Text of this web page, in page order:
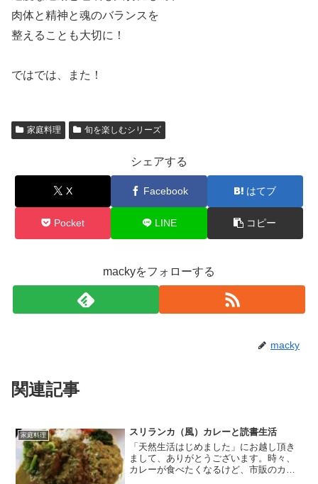
肉体と精神と魂のバランスを
整えることも大切に！
ではでは、また！
家庭料理 旬を楽しむシリーズ
シェアする
X Facebook はてブ
Pocket LINE コピー
mackyをフォローする
macky
関連記事
家庭料理
スリランカ（風）カレーと読書生活
「天然生活はじめました」にお越し頂き
まして、ありがとうございます。時々、
カレーが食べたくなるけど、市販のカレ